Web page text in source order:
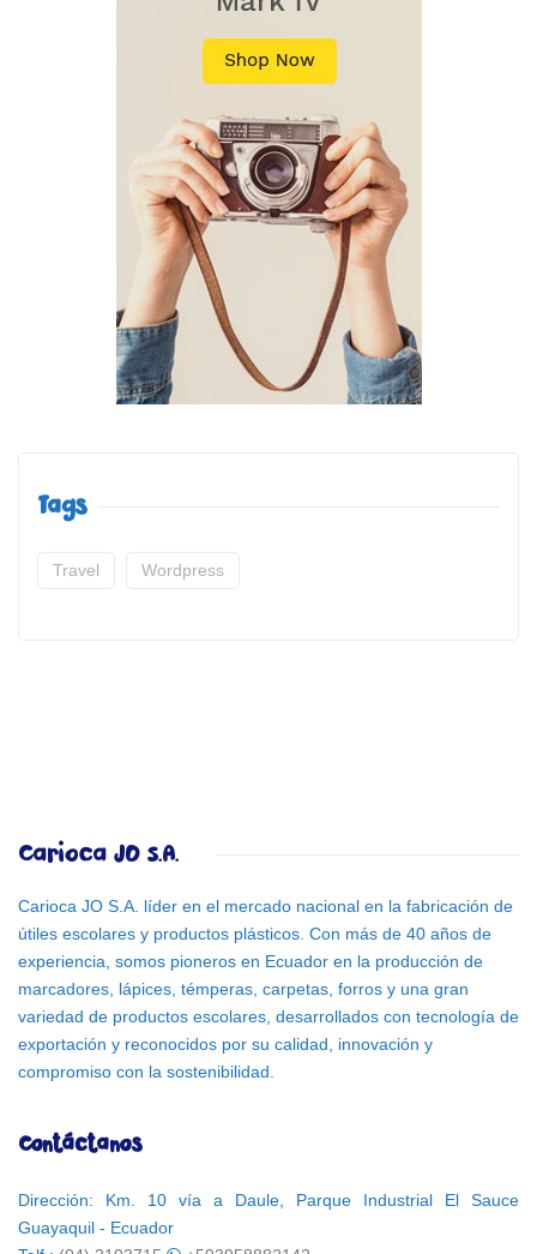
Tags
Travel Wordpress
Carioca JO S.A.
Carioca JO S.A. líder en el mercado nacional en la fabricación de
útiles escolares y productos plásticos. Con más de 40 años de
experiencia, somos pioneros en Ecuador en la producción de
marcadores, lápices, témperas, carpetas, forros y una gran
variedad de productos escolares, desarrollados con tecnología de
exportación y reconocidos por su calidad, innovación y
compromiso con la sostenibilidad.
Contáctanos
Dirección: Km. 10 vía a Daule, Parque Industrial El Sauce
Guayaquil - Ecuador